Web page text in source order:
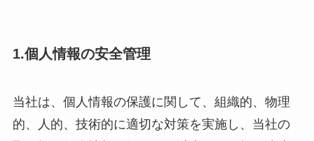
1.個人情報の安全管理
当社は、個人情報の保護に関して、組織的、物理
的、人的、技術的に適切な対策を実施し、当社の